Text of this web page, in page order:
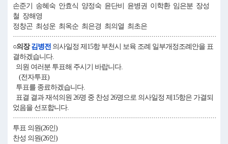
손준기 송혜숙 안효식 양정숙 윤단비 윤병권 이학환 임은분 장성
철 장해영
정창곤 최성운 최옥순 최은경 최의열 최초은
····································································································
○의장김병전 의사일정 제15항 부천시 보육 조례 일부개정조례안을 표
결하겠습니다.
의원 여러분 투표해 주시기 바랍니다.
(전자투표)
투표를 종료하겠습니다.
표결 결과 재석의원 26명 중 찬성 26명으로 의사일정 제15항은 가결되
었음을 선포합니다.
····································································································
투표 의원(26인)
찬성 의원(26인)